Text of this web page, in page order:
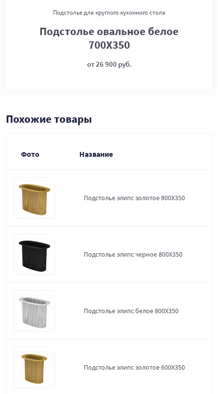
Подстолье для круглого кухонного стола
Подстолье овальное белое
700Х350
от 26 900 руб.
Похожие товары
Фото Название
Подстолье элипс золотое 800Х350
Подстолье элипс черное 800Х350
Подстолье элипс белое 800Х350
Подстолье элипс золотое 600Х350